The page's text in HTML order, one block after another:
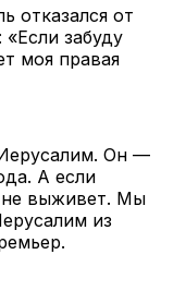
отказался от
«Если забуду
моя правая
Он —
А если
не выживет. Мы
из